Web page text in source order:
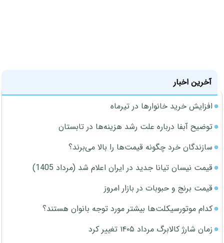
آخرین اخبار
افزایش خرید خانوارها در تیرماه
توضیح آبفا درباره علت رشد هزینه‌ها در تابستان
سازندگان خرد چگونه قیمت‌ها را بالا می‌برند؟
قیمت نیسان تیانا جدید در ایران اعلام شد (مرداد 1405)
قیمت برنج و حبوبات در بازار امروز
کدام موتورسیکلت‌ها بیشتر مورد توجه بانوان هستند؟
زمان شارژ کالابرگ مرداد ۱۴۰۵ تغییر کرد